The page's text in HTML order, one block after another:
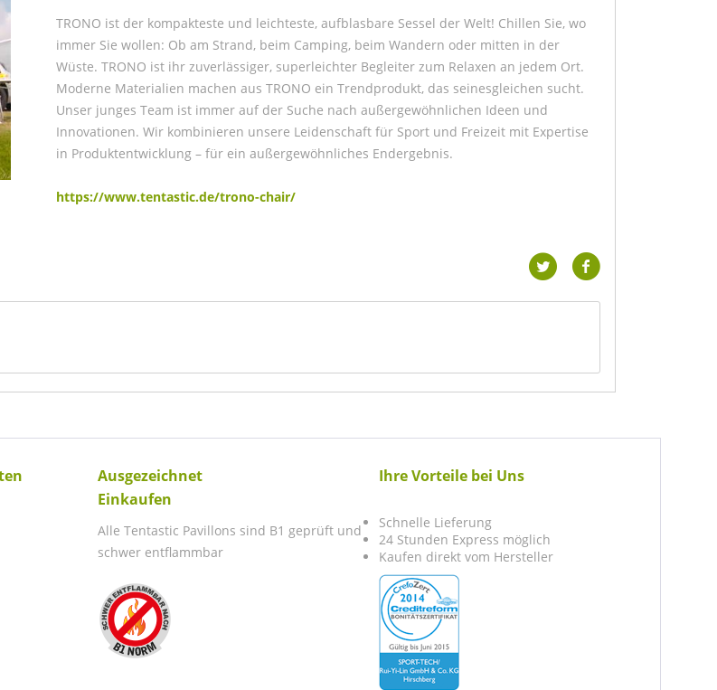
TRONO ist der kompakteste und leichteste, aufblasbare Sessel der Welt! Chillen Sie, wo
immer Sie wollen: Ob am Strand, beim Camping, beim Wandern oder mitten in der
Wüste. TRONO ist ihr zuverlässiger, superleichter Begleiter zum Relaxen an jedem Ort.
Moderne Materialien machen aus TRONO ein Trendprodukt, das seinesgleichen sucht.
Unser junges Team ist immer auf der Suche nach außergewöhnlichen Ideen und
Innovationen. Wir kombinieren unsere Leidenschaft für Sport und Freizeit mit Expertise
in Produktentwicklung – für ein außergewöhnliches Endergebnis.
https://www.tentastic.de/trono-chair/
Ausgezeichnet
Einkaufen
Alle Tentastic Pavillons sind B1 geprüft und
schwer entflammbar
Ihre Vorteile bei Uns
Schnelle Lieferung
24 Stunden Express möglich
Kaufen direkt vom Hersteller